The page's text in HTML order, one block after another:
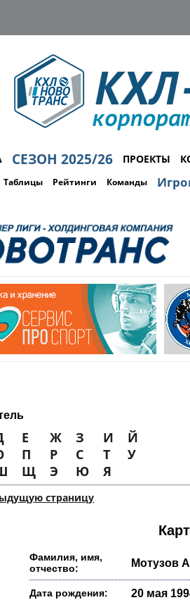
СЕЗОН 2025/26 ПРОЕКТЫ
Таблицы Рейтинги Команды
Е Ж З И
Й
П Р С Т
У
Щ Э Ю Я
страницу
Фамилия, имя,
отчество:
Мотузов
Дата рождения: 20 мая